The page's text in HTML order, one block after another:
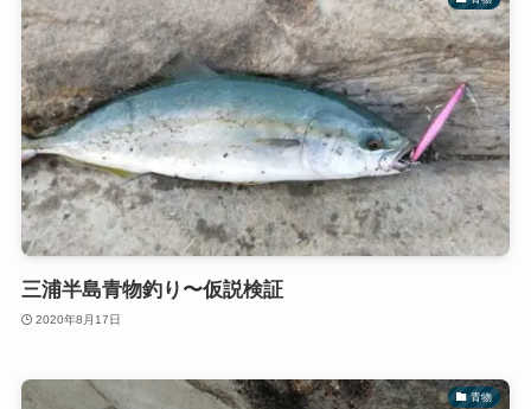
三浦半島青物釣り〜仮説検証
2020年8月17日
青物